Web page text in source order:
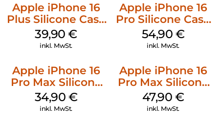
Apple iPhone 16
Plus Silicone Case
MagSafe Plum
39,90€
inkl. MwSt.
Apple iPhone 16
Pro Silicone Case
MagSafe Black
54,90 €
inkl. MwSt.
Apple iPhone 16
Pro Max Silicone
Case MagSafe
Denim
34,90 €
inkl. MwSt.
Apple iPhone 16
Pro Max Silicone
Case MagSafe
Black
47,90 €
inkl. MwSt.